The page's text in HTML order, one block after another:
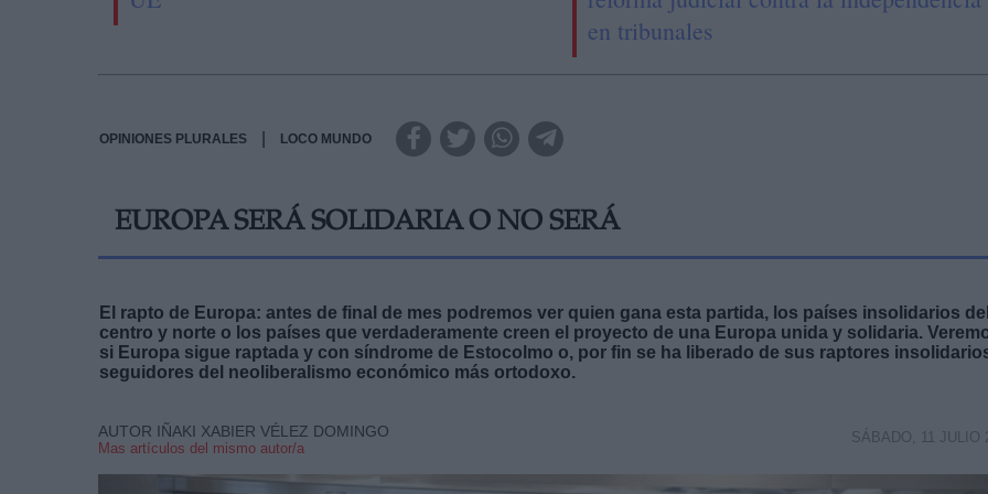
en tribunales
OPINIONES PLURALES LOCO MUNDO
EUROPA SERÁ SOLIDARIA O NO SERÁ
El rapto de Europa: antes de final de mes podremos ver quien gana esta partida, los países insolidarios del
centro y norte o los países que verdaderamente creen el proyecto de una Europa unida y solidaria.
si Europa sigue raptada y con síndrome de Estocolmo o, por fin se ha liberado de sus raptores
seguidores del neoliberalismo económico más ortodoxo.
AUTOR IÑAKI XABIER VÉLEZ DOMINGO
Mas artículos del mismo autor/a
SÁBADO, 11 JULIO